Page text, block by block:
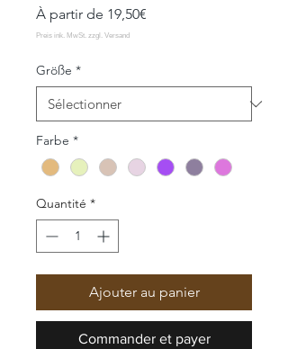
À partir de 19,50€
Größe *
Farbe *
Quantité *
Ajouter au panier
Commander et payer